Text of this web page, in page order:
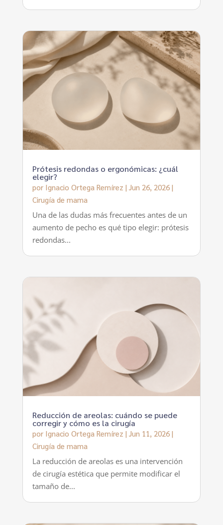
Prótesis redondas o ergonómicas: ¿cuál
elegir?
por Ignacio Ortega Remírez | Jun 26, 2026|
Cirugía de mama
Una de las dudas más frecuentes antes de un
aumento de pecho es qué tipo elegir: prótesis
redondas...
Reducción de areolas: cuándo se puede
corregir y cómo es la cirugía
por Ignacio Ortega Remírez | Jun 11, 2026|
Cirugía de mama
La reducción de areolas es una intervención
de cirugía estética que permite modificar el
tamaño de...